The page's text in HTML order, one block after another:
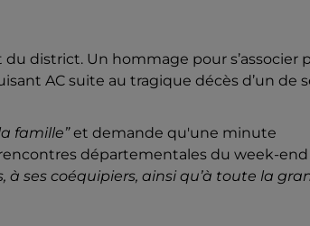
district. Un hommage pour s’associer
AC suite au tragique décès d’un de
famille”et demande qu'une minute
départementales du week-end
à ses coéquipiers, ainsi qu’à toute la